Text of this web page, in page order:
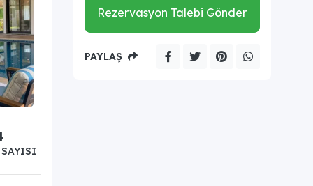
SAYISI
Rezervasyon Talebi Gönder
PAYLAŞ